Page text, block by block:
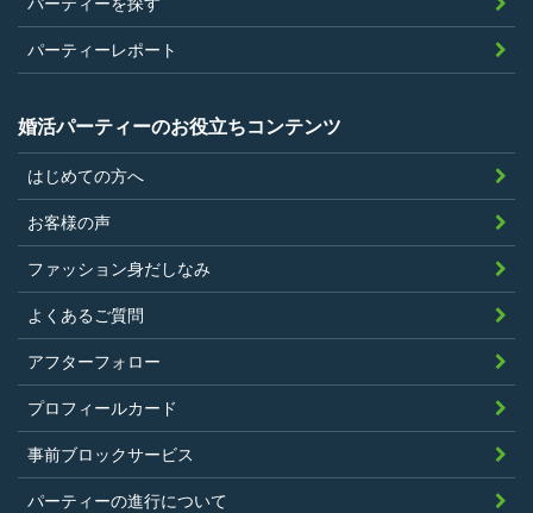
パーティーレポート
婚活パーティーのお役立ちコンテンツ
はじめての方へ
お客様の声
ファッション身だしなみ
よくあるご質問
アフターフォロー
プロフィールカード
事前ブロックサービス
パーティーの進行について